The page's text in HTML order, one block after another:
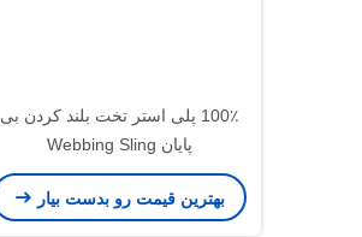
100٪ پلی استر تخت بلند کردن بی
پایان Webbing Sling
بهترین قیمت رو بدست بیار